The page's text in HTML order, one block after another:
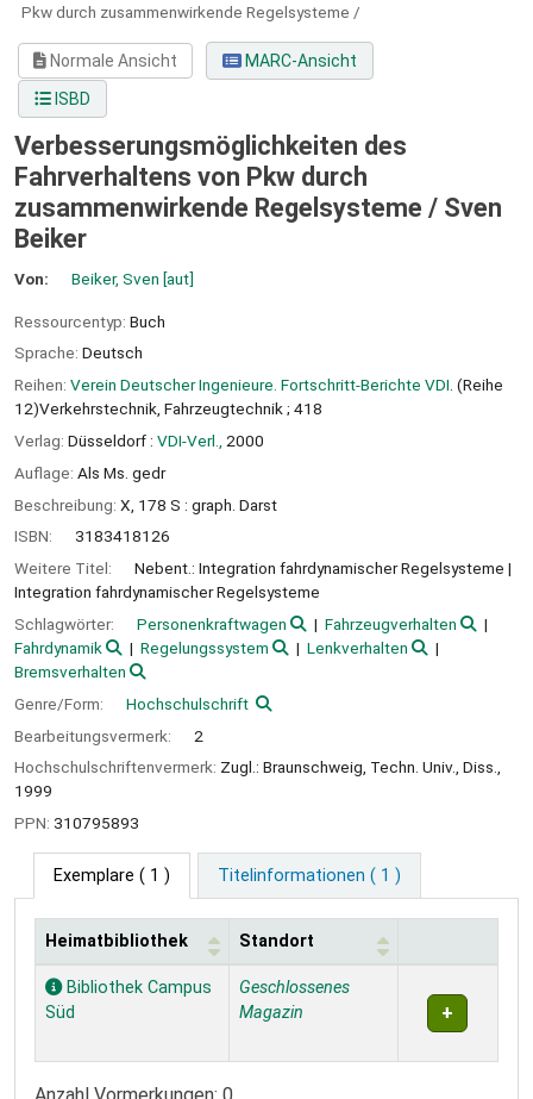
Pkw durch zusammenwirkende Regelsysteme /
Normale Ansicht
MARC-Ansicht
ISBD
Verbesserungsmöglichkeiten des
Fahrverhaltens von Pkw durch
zusammenwirkende Regelsysteme / Sven
Beiker
Von: Beiker, Sven [aut]
Ressourcentyp: Buch
Sprache: Deutsch
Reihen: Verein Deutscher Ingenieure. Fortschritt-Berichte VDI . (Reihe
12)Verkehrstechnik, Fahrzeugtechnik ; 418
Verlag: Düsseldorf : VDI-Verl.,
2000
Auflage: Als Ms. gedr
Beschreibung: X, 178 S : graph. Darst
ISBN:
3183418126
Weitere Titel:
Nebent.: Integration fahrdynamischer Regelsysteme
Integration fahrdynamischer Regelsysteme
Schlagwörter:
Personenkraftwagen
Fahrzeugverhalten
Fahrdynamik
Regelungssystem
Lenkverhalten
Bremsverhalten
Genre/Form:
Hochschulschrift
Bearbeitungsvermerk:
2
Hochschulschriftenvermerk: Zugl.: Braunschweig, Techn. Univ., Diss.,
1999
PPN: 310795893
Exemplare ( 1 ) Titelinformationen ( 1 )
Exemplare
Heimatbibliothek Standort
Bibliothek Campus
Süd
Geschlossenes
Magazin